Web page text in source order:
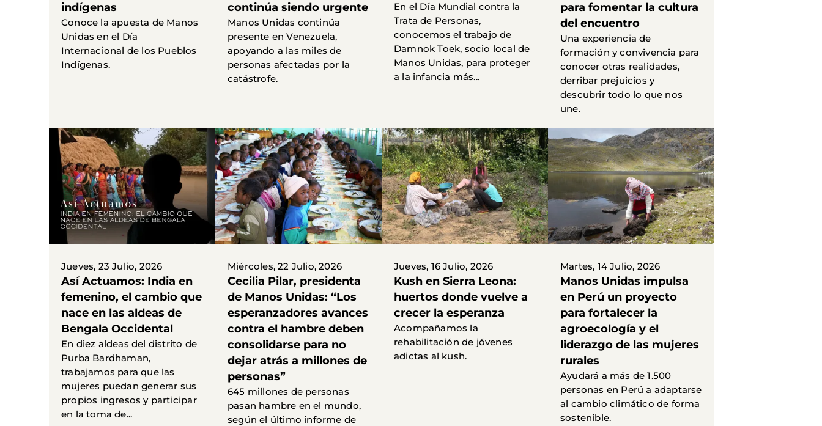
indígenas
Conoce la apuesta de Manos
Unidas en el Día
Internacional de los Pueblos
Indígenas.
continúa siendo urgente
Manos Unidas continúa
presente en Venezuela,
apoyando a las miles de
personas afectadas por la
catástrofe.
En el Día Mundial contra la
Trata de Personas,
conocemos el trabajo de
Damnok Toek, socio local de
Manos Unidas, para proteger
a la infancia más...
para fomentar la cultura
del encuentro
Una experiencia de
formación y convivencia para
conocer otras realidades,
derribar prejuicios y
descubrir todo lo que nos
une.
Jueves, 23 Julio, 2026
Así Actuamos: India en
femenino, el cambio que
nace en las aldeas de
Bengala Occidental
En diez aldeas del distrito de
Purba Bardhaman,
trabajamos para que las
mujeres puedan generar sus
propios ingresos y participar
en la toma de...
Miércoles, 22 Julio, 2026
Cecilia Pilar, presidenta
de Manos Unidas: “Los
esperanzadores avances
contra el hambre deben
consolidarse para no
dejar atrás a millones de
personas”
645 millones de personas
pasan hambre en el mundo,
según el último informe de
Jueves, 16 Julio, 2026
Kush en Sierra Leona:
huertos donde vuelve a
crecer la esperanza
Acompañamos la
rehabilitación de jóvenes
adictas al kush.
Martes, 14 Julio, 2026
Manos Unidas impulsa
en Perú un proyecto
para fortalecer la
agroecología y el
liderazgo de las mujeres
rurales
Ayudará a más de 1.500
personas en Perú a adaptarse
al cambio climático de forma
sostenible.